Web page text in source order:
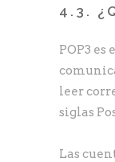
4.3.
POP3 es
leer
siglas
Las